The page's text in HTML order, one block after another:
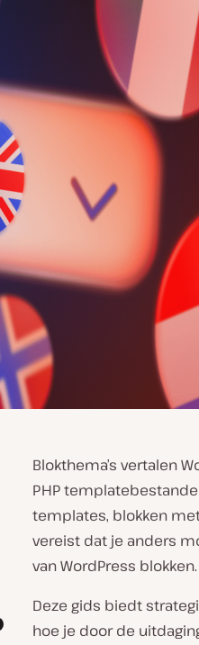
Blokthema’s vertalen
PHP
templates, blokken
vereist dat je anders
van WordPress blokken.
Deze gids biedt
hoe je door de